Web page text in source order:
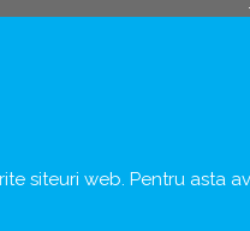
siteuri web. Pentru asta